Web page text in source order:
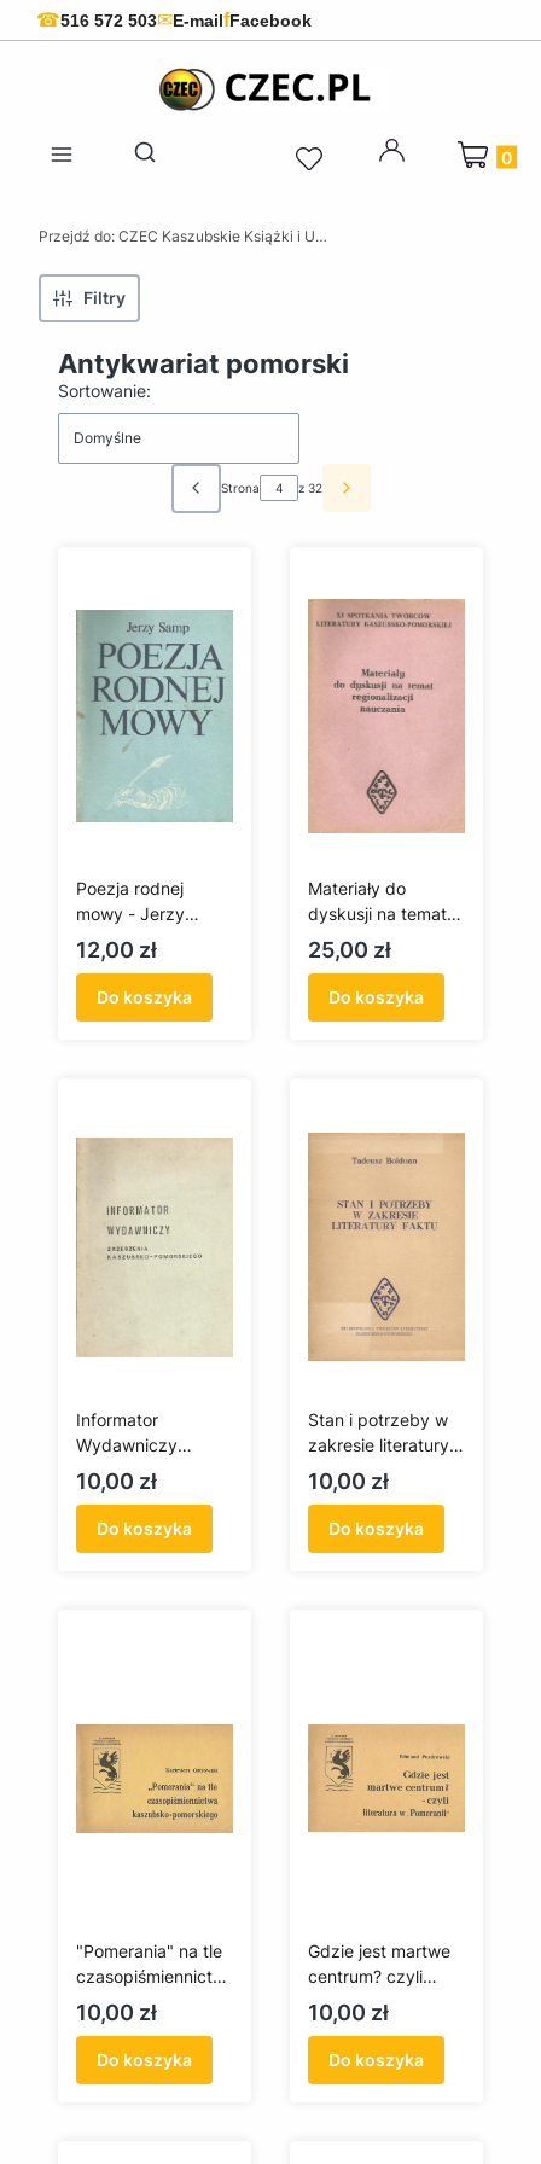
☎516 572 503✉E-mailfFacebook
Otwórz wyszukiwarkę
Produkty
Przejdź do: CZEC Kaszubskie Książki i Upominki - Pamiątki z Kaszub
Filtry
Antykwariat pomorski
Lista produktów
Sortowanie:
Domyślne
Poprzednie produkty
Strona z 32 Następne produkty
Poezja rodnej
mowy - Jerzy
Samp (antykwariat)
Cena
12,00 zł
Do koszyka
Materiały do
dyskusji na temat
regionalizacji
nauczania
(antykwariat)
Cena
25,00 zł
Do koszyka
Informator
Wydawniczy
Zrzeszenia
Kaszubsko-
Pomorskiego
(antykwariat)
Cena
10,00 zł
Do koszyka
Stan i potrzeby w
zakresie literatury
faktu (antykwariat)
Cena
10,00 zł
Do koszyka
"Pomerania" na tle
czasopiśmiennictw
a kaszubsko-
pomorskiego
(antykwariat)
Cena
10,00 zł
Do koszyka
Gdzie jest martwe
centrum? czyli
literatura w
"Pomeranii"
(antykwariat)
Cena
10,00 zł
Do koszyka